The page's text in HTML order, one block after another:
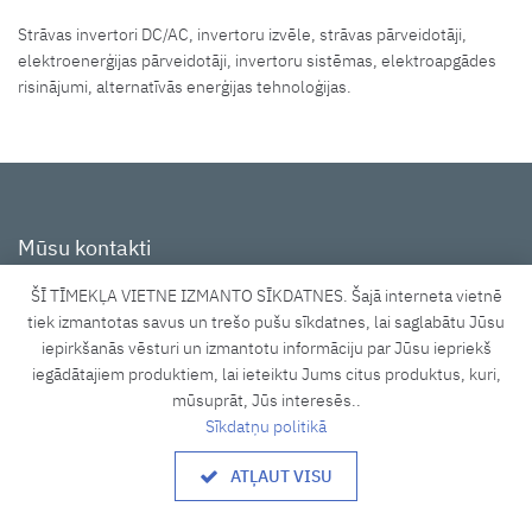
Strāvas invertori DC/AC, invertoru izvēle, strāvas pārveidotāji,
elektroenerģijas pārveidotāji, invertoru sistēmas, elektroapgādes
risinājumi, alternatīvās enerģijas tehnoloģijas.
Mūsu kontakti
Tīraines iela 3A, Rīga, LV-1058
shop@lucidus.lv
+371 27833637
ŠĪ TĪMEKĻA VIETNE IZMANTO SĪKDATNES. Šajā interneta vietnē
tiek izmantotas savus un trešo pušu sīkdatnes, lai saglabātu Jūsu
iepirkšanās vēsturi un izmantotu informāciju par Jūsu iepriekš
iegādātajiem produktiem, lai ieteiktu Jums citus produktus, kuri,
mūsuprāt, Jūs interesēs..
Sīkdatņu politikā
ATĻAUT VISU